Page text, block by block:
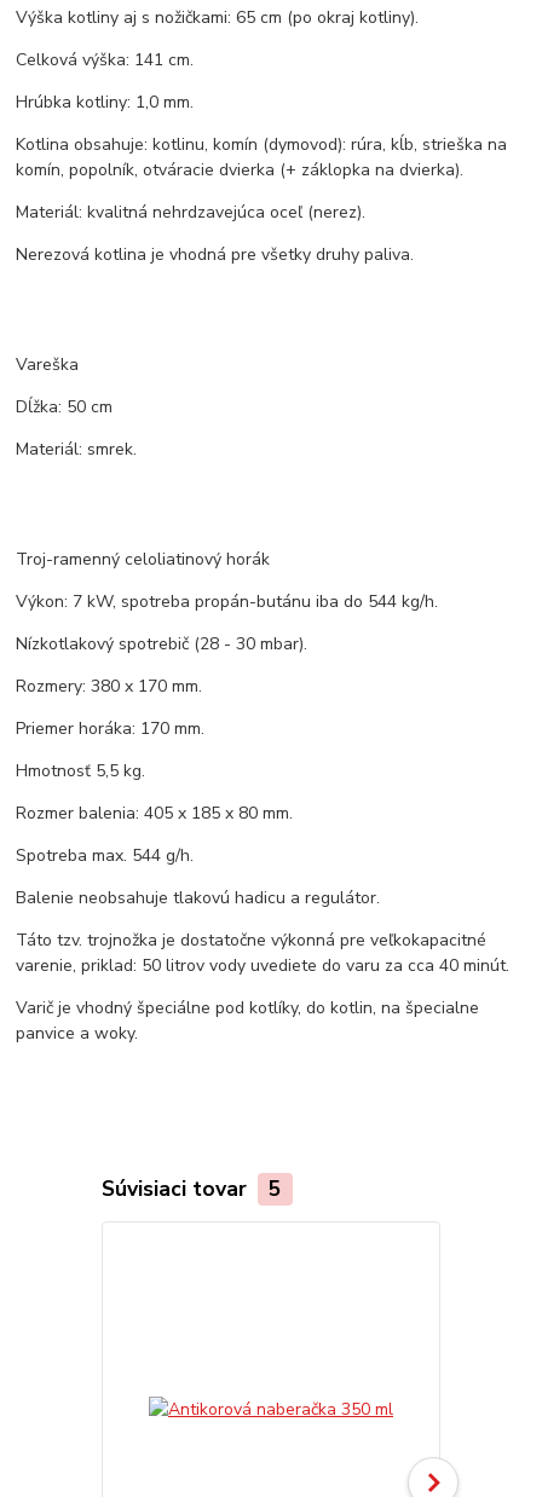
Výška kotliny aj s nožičkami: 65 cm (po okraj kotliny).
Celková výška: 141 cm.
Hrúbka kotliny: 1,0 mm.
Kotlina obsahuje: kotlinu, komín (dymovod): rúra, kĺb, strieška na
komín, popolník, otváracie dvierka (+ záklopka na dvierka).
Materiál: kvalitná nehrdzavejúca oceľ (nerez).
Nerezová kotlina je vhodná pre všetky druhy paliva.
Vareška
Dĺžka: 50 cm
Materiál: smrek.
Troj-ramenný celoliatinový horák
Výkon: 7 kW, spotreba propán-butánu iba do 544 kg/h.
Nízkotlakový spotrebič (28 - 30 mbar).
Rozmery: 380 x 170 mm.
Priemer horáka: 170 mm.
Hmotnosť 5,5 kg.
Rozmer balenia: 405 x 185 x 80 mm.
Spotreba max. 544 g/h.
Balenie neobsahuje tlakovú hadicu a regulátor.
Táto tzv. trojnožka je dostatočne výkonná pre veľkokapacitné
varenie, priklad: 50 litrov vody uvediete do varu za cca 40 minút.
Varič je vhodný špeciálne pod kotlíky, do kotlin, na špecialne
panvice a woky.
Súvisiaci tovar 5